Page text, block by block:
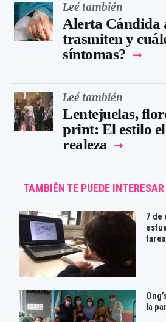
Leé también
Alerta Cándida
trasmiten y
síntomas?
Leé también
Lentejuelas,
print: El estilo
realeza
TAMBIÉN TE PUEDE INTERESAR
7 de
la